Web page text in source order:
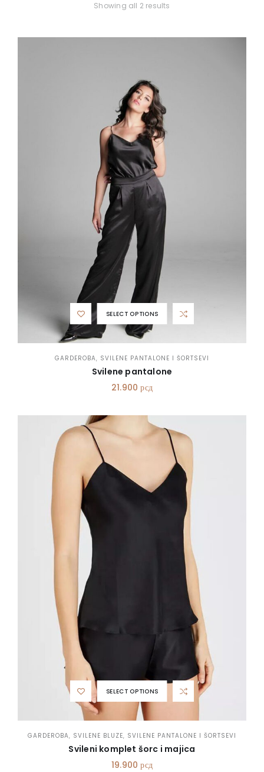
Showing all 2 results
SELECT OPTIONS
GARDEROBA, SVILENE PANTALONE I ŠORTSEVI
Svilene pantalone
21.900рсд
SELECT OPTIONS
GARDEROBA, SVILENE BLUZE, SVILENE PANTALONE I ŠORTSEVI
Svileni komplet šorc i majica
19.900рсд